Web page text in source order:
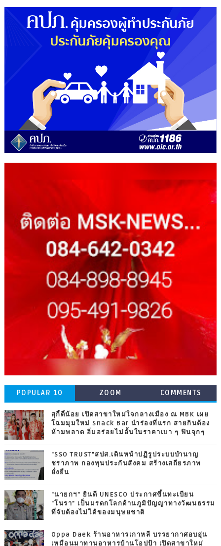
POPULAR 10 ZOOM COMMENTS
สุกี้ตี๋น้อย เปิดสาขาใหม่ใจกลางเมือง ณ MBK เผย
โฉมมุมใหม่ Snack Bar นำร่องที่แรก สายกินต้อง
ห้ามพลาด อิ่มอร่อยไม่อั้นในราคาเบา ๆ ฟินจุกๆ
"SSO TRUST"สปส.เดินหน้าปฏิรูประบบบำนาญ
ชราภาพ กองทุนประกันสังคม สร้างเสถียรภาพ
ยั่งยืน
"นายกฯ" ยินดี UNESCO ประกาศขึ้นทะเบียน
"โนรา" เป็นมรดกโลกด้านภูมิปัญญาทางวัฒนธรรม
ที่จับต้องไม่ได้ของมนุษยชาติ
Oppa Daek ร้านอาหารเกาหลี บรรยากาศอบอุ่น
เหมือนมาทานอาหารบ้านโอปป้า เปิดสาขาใหม่